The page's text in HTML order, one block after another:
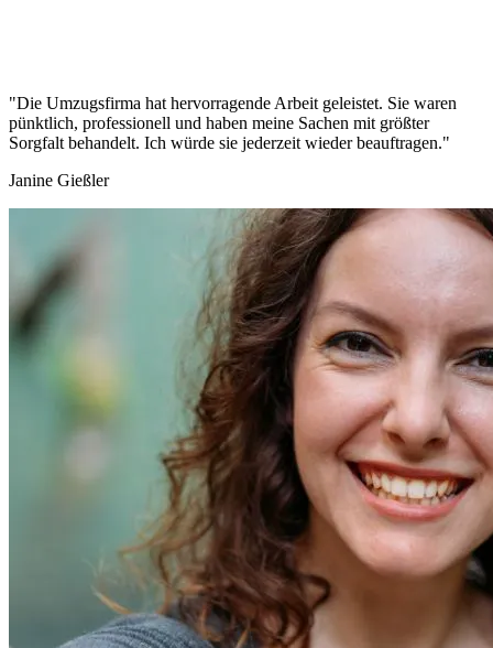
"Die Umzugsfirma hat hervorragende Arbeit geleistet. Sie waren
pünktlich, professionell und haben meine Sachen mit größter
Sorgfalt behandelt. Ich würde sie jederzeit wieder beauftragen."
Janine Gießler